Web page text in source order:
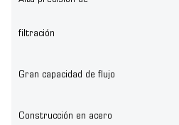
filtración
Gran capacidad de flujo
Construcción en acero